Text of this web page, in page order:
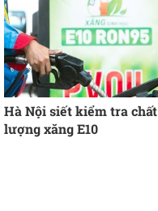
Hà Nội siết kiểm tra chất
lượng xăng E10